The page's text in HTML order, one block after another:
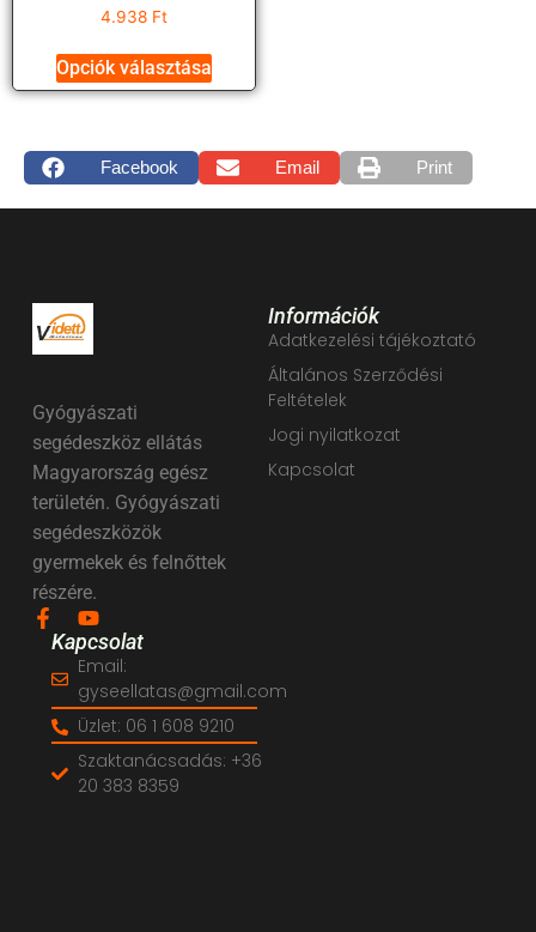
4.938 Ft
Opciók választása
Facebook Email Print
Gyógyászati
segédeszköz ellátás
Magyarország egész
területén. Gyógyászati
segédeszközök
gyermekek és felnőttek
részére.
Információk
Adatkezelési tájékoztató
Általános Szerződési
Feltételek
Jogi nyilatkozat
Kapcsolat
Kapcsolat
Email:
gyseellatas@gmail.com
Üzlet: 06 1 608 9210
Szaktanácsadás: +36
20 383 8359